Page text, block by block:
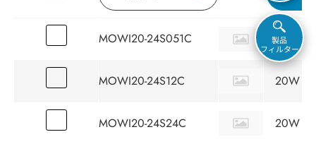
MOWI20-24S051C 20W
MOWI20-24S12C 20W
MOWI20-24S24C 20W
製品
フィルター